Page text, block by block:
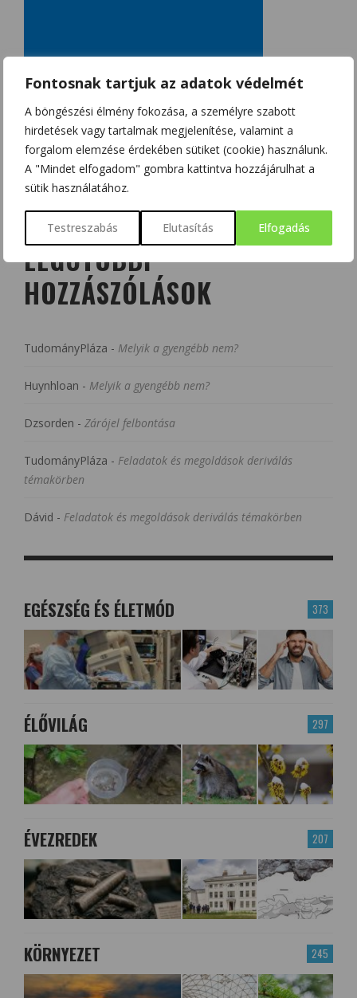
Fontosnak tartjuk az adatok védelmét
A böngészési élmény fokozása, a személyre szabott
hirdetések vagy tartalmak megjelenítése, valamint a
forgalom elemzése érdekében sütiket (cookie) használunk.
A "Mindet elfogadom" gombra kattintva hozzájárulhat a
sütik használatához.
Testreszabás Elutasítás Elfogadás
LEGUTÓBBI
HOZZÁSZÓLÁSOK
TudományPláza - Melyik a gyengébb nem?
Huynhloan - Melyik a gyengébb nem?
Dzsorden - Zárójel felbontása
TudományPláza - Feladatok és megoldások deriválás
témakörben
Dávid - Feladatok és megoldások deriválás témakörben
373
EGÉSZSÉG ÉS ÉLETMÓD
297
ÉLŐVILÁG
207
ÉVEZREDEK
245
KÖRNYEZET